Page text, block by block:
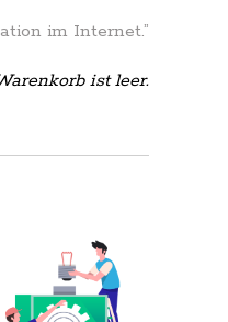
im Internet.”
ist leer.